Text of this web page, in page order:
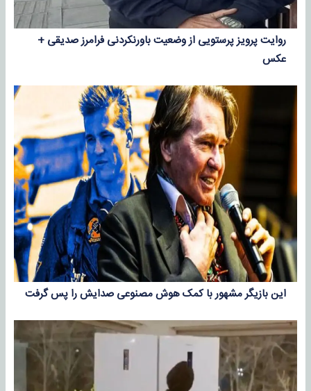
روایت پرویز پرستویی از وضعیت باورنکردنی فرامرز صدیقی +
عکس
این بازیگر مشهور با کمک هوش مصنوعی صدایش را پس گرفت